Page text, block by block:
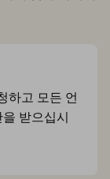
하고 모든 언
받으십시